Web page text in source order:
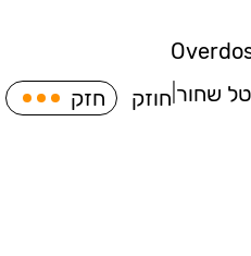
שחור חוזק חזק